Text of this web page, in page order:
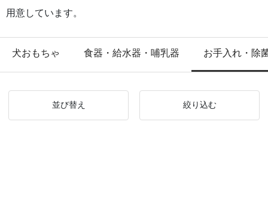
用意しています。
犬おもちゃ 食器・給水器・哺乳器 お手入れ・除
並び替え 絞り込む